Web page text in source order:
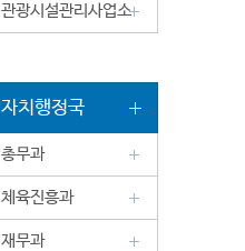
관광시설관리사업소
자치행정국
총무과
체육진흥과
재무과